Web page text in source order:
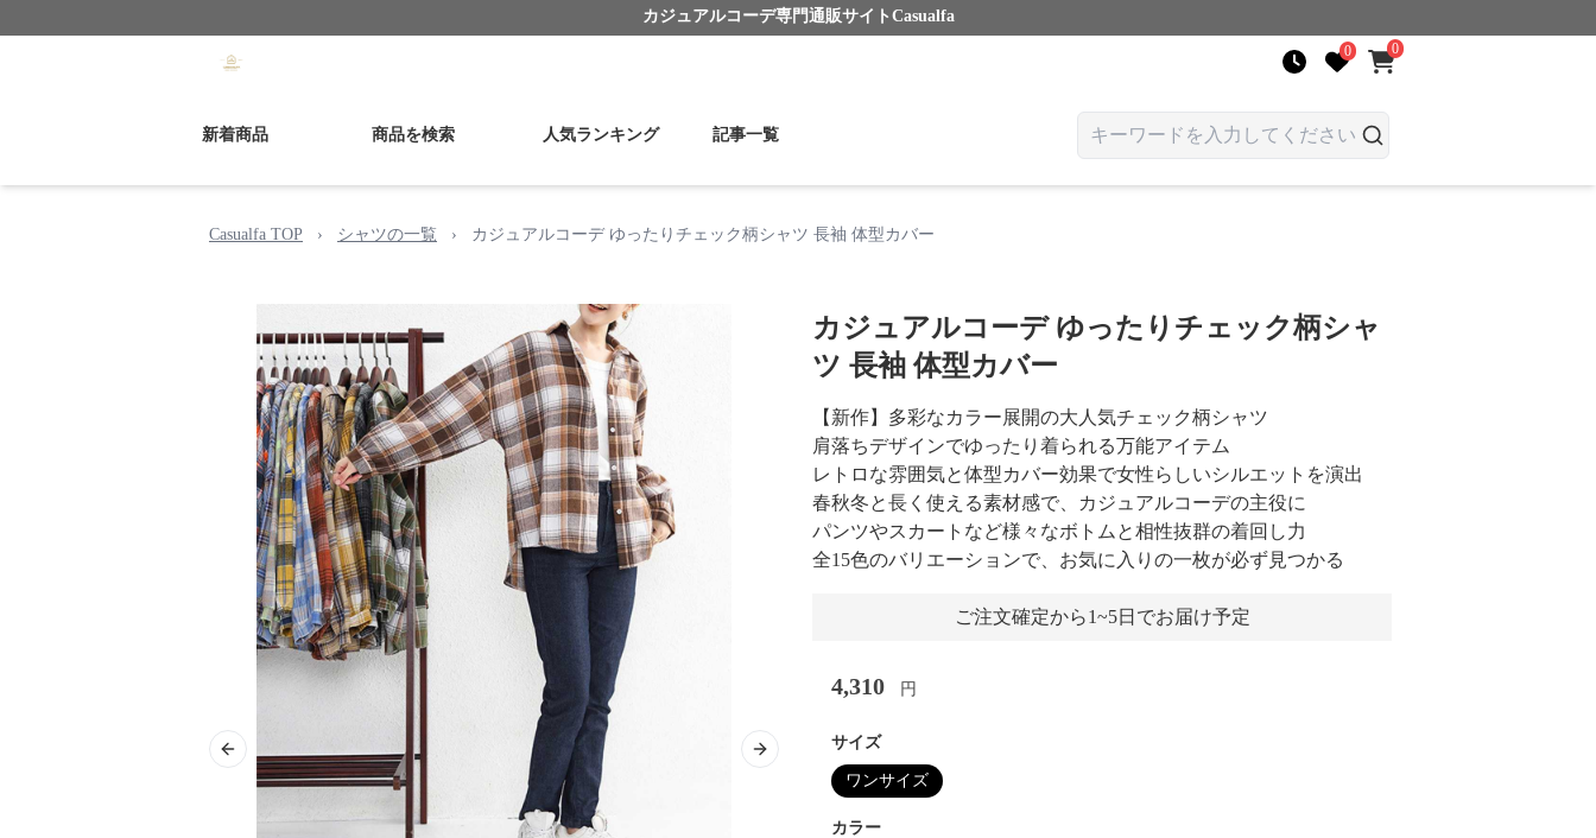
カジュアルコーデ専門通販サイト Casualfa
0 0
新着商品 商品を検索 人気ランキング 記事一覧
Casualfa TOP › シャツの一覧 › カジュアルコーデ ゆったりチェック柄シャツ 長袖 体型カバー
Previous slide Next slide
カジュアルコーデ ゆったりチェック柄シャ
ツ 長袖 体型カバー
【新作】多彩なカラー展開の大人気チェック柄シャツ
肩落ちデザインでゆったり着られる万能アイテム
レトロな雰囲気と体型カバー効果で女性らしいシルエットを演出
春秋冬と長く使える素材感で、カジュアルコーデの主役に
パンツやスカートなど様々なボトムと相性抜群の着回し力
全15色のバリエーションで、お気に入りの一枚が必ず見つかる
ご注文確定から1~5日でお届け予定
4,310 円
サイズ
ワンサイズ
カラー